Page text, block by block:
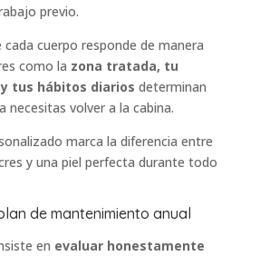
previo.
cada cuerpo responde de manera
como la zona tratada, tu
tus hábitos diarios determinan
necesitas volver a la cabina.
marca la diferencia entre
y una piel perfecta durante todo
de mantenimiento anual
en evaluar honestamente